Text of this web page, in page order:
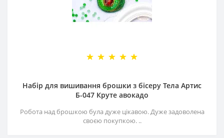
Набір для вишивання брошки з бісеру Тела Артис
Б-047 Круте авокадо
Робота над брошкою була дуже цікавою. Дуже задоволена
своєю покупкою. ..